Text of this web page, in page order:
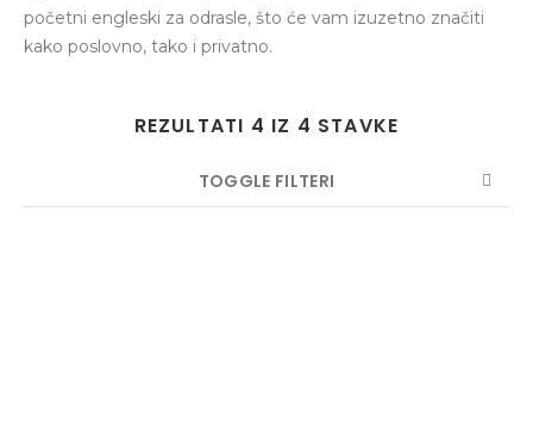
početni engleski za odrasle, što će vam izuzetno značiti
kako poslovno, tako i privatno.
REZULTATI 4 IZ 4 STAVKE
TOGGLE FILTERI